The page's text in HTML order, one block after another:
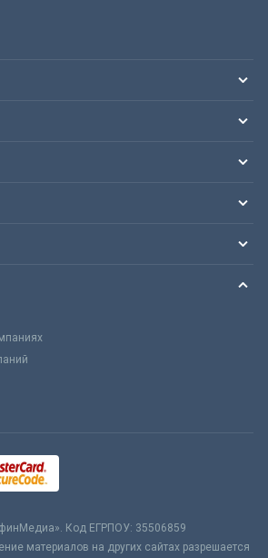
Код ЕГРПОУ: 35506859
материалов на других сайтах разрешается